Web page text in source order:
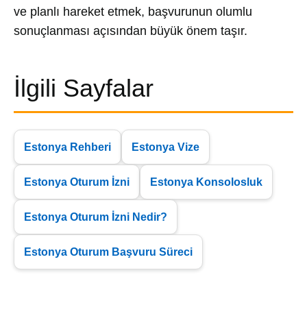
ve planlı hareket etmek, başvurunun olumlu
sonuçlanması açısından büyük önem taşır.
İlgili Sayfalar
Estonya Rehberi Estonya Vize
Estonya Oturum İzni Estonya Konsolosluk
Estonya Oturum İzni Nedir?
Estonya Oturum Başvuru Süreci